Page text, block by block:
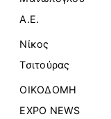
Α.Ε.
Νίκος
Τσιτούρας
ΟΙΚΟΔΟΜΗ
EXPO NEWS